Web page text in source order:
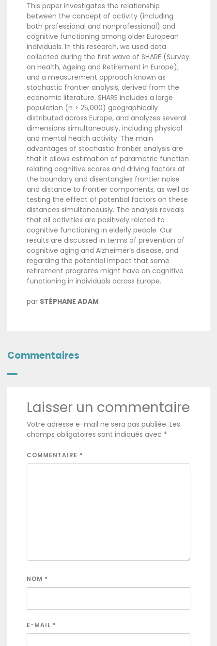
This paper investigates the relationship
between the concept of activity (including
both professional and nonprofessional) and
cognitive functioning among older European
individuals. In this research, we used data
collected during the first wave of SHARE (Survey
on Health, Ageing and Retirement in Europe),
and a measurement approach known as
stochastic frontier analysis, derived from the
economic literature. SHARE includes a large
population (n > 25,000) geographically
distributed across Europe, and analyzes several
dimensions simultaneously, including physical
and mental health activity. The main
advantages of stochastic frontier analysis are
that it allows estimation of parametric function
relating cognitive scores and driving factors at
the boundary and disentangles frontier noise
and distance to frontier components, as well as
testing the effect of potential factors on these
distances simultaneously. The analysis reveals
that all activities are positively related to
cognitive functioning in elderly people. Our
results are discussed in terms of prevention of
cognitive aging and Alzheimer’s disease, and
regarding the potential impact that some
retirement programs might have on cognitive
functioning in individuals across Europe.
par STÉPHANE ADAM
Commentaires
Laisser un commentaire
Votre adresse e-mail ne sera pas publiée. Les
champs obligatoires sont indiqués avec *
COMMENTAIRE *
NOM *
E-MAIL *